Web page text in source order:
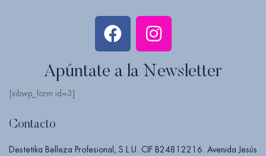
Apúntate a la Newsletter
[sibwp_form id=3]
Contacto
Destetika Belleza Profesional, S.L.U. CIF B24812216. Avenida Jesús